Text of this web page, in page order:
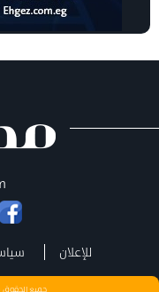
للإعلان
جميع